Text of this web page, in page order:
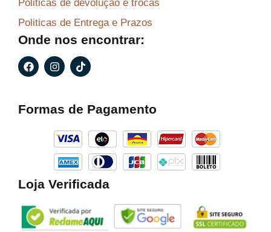
Politicas de devolução e trocas
Politicas de Entrega e Prazos
Onde nos encontrar:
F
a
o
I
n
g
a
m
T
i
k
Formas de Pagamento
Loja Verificada